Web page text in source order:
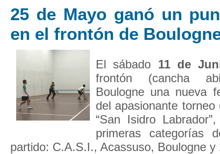
25 de Mayo ganó un
en el frontón de
El sábado 11 de
frontón (cancha
Boulogne una nueva
del apasionante
“San Isidro
primeras categorías
partido: C.A.S.I., Acassuso, Boulogne y